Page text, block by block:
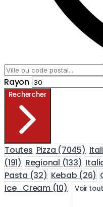
Rayon
Rechercher
Toutes Pizza (7045)
(191) Regional (133)
Pasta (32) Kebab (26)
Ice_Cream (10) Voir